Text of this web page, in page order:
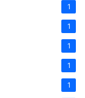
1
1
1
1
1